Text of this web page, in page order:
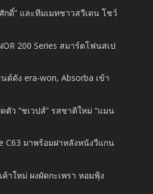
ดิ์” และทีมเมทชาวสวีเดน โชว์
200 Series สมาร์ตโฟนสเป
ด์ดัง era-won, Absorba เข้า
ตัว “ชเวปส์” รสชาติใหม่ “แมน
C63 มาพร้อมฝาหลังหนังวีแกน
าใหม่ ผงผัดกะเพรา หอมฟุ้ง